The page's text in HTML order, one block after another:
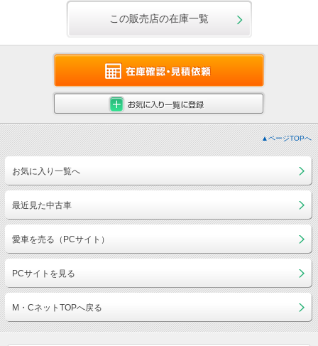
この販売店の在庫一覧
▲ページTOPへ
お気に入り一覧へ
最近見た中古車
愛車を売る（PCサイト）
PCサイトを見る
M・CネットTOPへ戻る